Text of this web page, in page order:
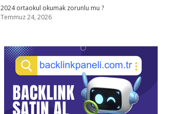
2024 ortaokul okumak zorunlu mu ?
Temmuz 24, 2026